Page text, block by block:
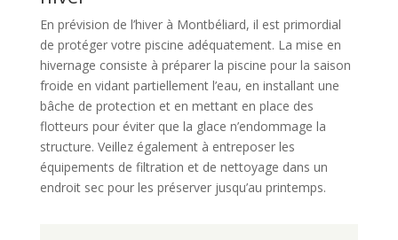
En prévision de l’hiver à Montbéliard, il est primordial
de protéger votre piscine adéquatement. La mise en
hivernage consiste à préparer la piscine pour la saison
froide en vidant partiellement l’eau, en installant une
bâche de protection et en mettant en place des
flotteurs pour éviter que la glace n’endommage la
structure. Veillez également à entreposer les
équipements de filtration et de nettoyage dans un
endroit sec pour les préserver jusqu’au printemps.